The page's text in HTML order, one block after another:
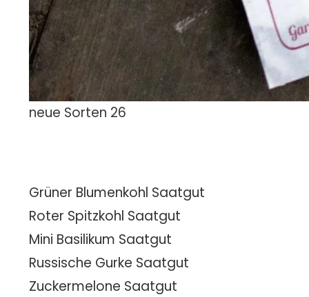
neue Sorten 26
Grüner Blumenkohl Saatgut
Roter Spitzkohl Saatgut
Mini Basilikum Saatgut
Russische Gurke Saatgut
Zuckermelone Saatgut